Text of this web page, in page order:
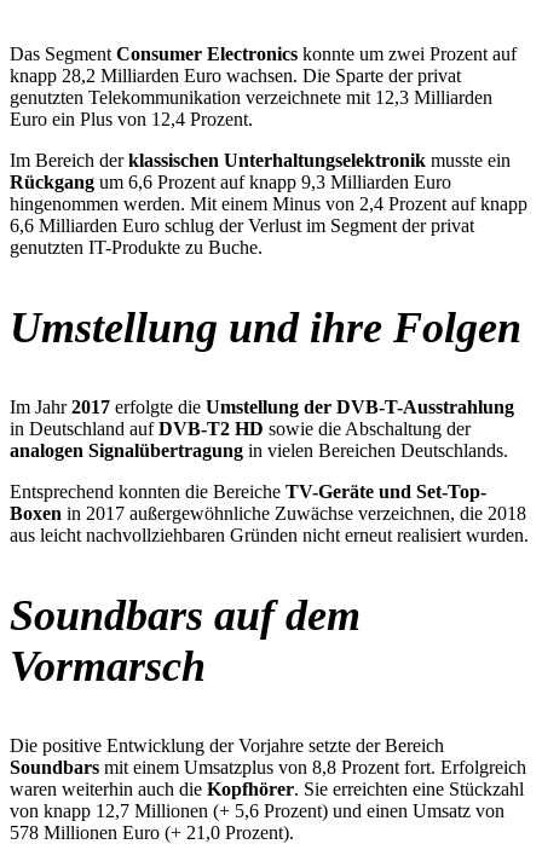
Das Segment Consumer Electronics konnte um zwei Prozent auf
knapp 28,2 Milliarden Euro wachsen. Die Sparte der privat
genutzten Telekommunikation verzeichnete mit 12,3 Milliarden
Euro ein Plus von 12,4 Prozent.
Im Bereich derklassischen Unterhaltungselektronik musste ein
Rückgang um 6,6 Prozent auf knapp 9,3 Milliarden Euro
hingenommen werden. Mit einem Minus von 2,4 Prozent auf knapp
6,6 Milliarden Euro schlug der Verlust im Segment der privat
genutzten IT-Produkte zu Buche.
Umstellung und ihre Folgen
Im Jahr2017 erfolgte die Umstellung der DVB-T-Ausstrahlung
in Deutschland aufDVB-T2 HD sowie die Abschaltung der
analogen Signalübertragung in vielen Bereichen Deutschlands.
Entsprechend konnten die Bereiche TV-Geräte und Set-Top-
Boxen in 2017 außergewöhnliche Zuwächse verzeichnen, die 2018
aus leicht nachvollziehbaren Gründen nicht erneut realisiert wurden.
Soundbars auf dem
Vormarsch
Die positive Entwicklung der Vorjahre setzte der Bereich
Soundbars mit einem Umsatzplus von 8,8 Prozent fort. Erfolgreich
waren weiterhin auch die Kopfhörer. Sie erreichten eine Stückzahl
von knapp 12,7 Millionen (+ 5,6 Prozent) und einen Umsatz von
578 Millionen Euro (+ 21,0 Prozent).